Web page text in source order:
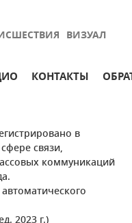
ВИЗУАЛ
КОНТАКТЫ
в
связи,
коммуникаций